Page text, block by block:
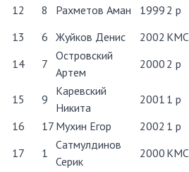
12 8 Рахметов Аман 1999 2 р
13
6 Жуйков Денис 2002 КМС
14
7
Островский
Артем
2000 2 р
15
9
Каревский
Никита
2001 1 р
16
17 Мухин Егор 2002 1 р
17
1
Сатмулдинов
Серик
2000 КМС